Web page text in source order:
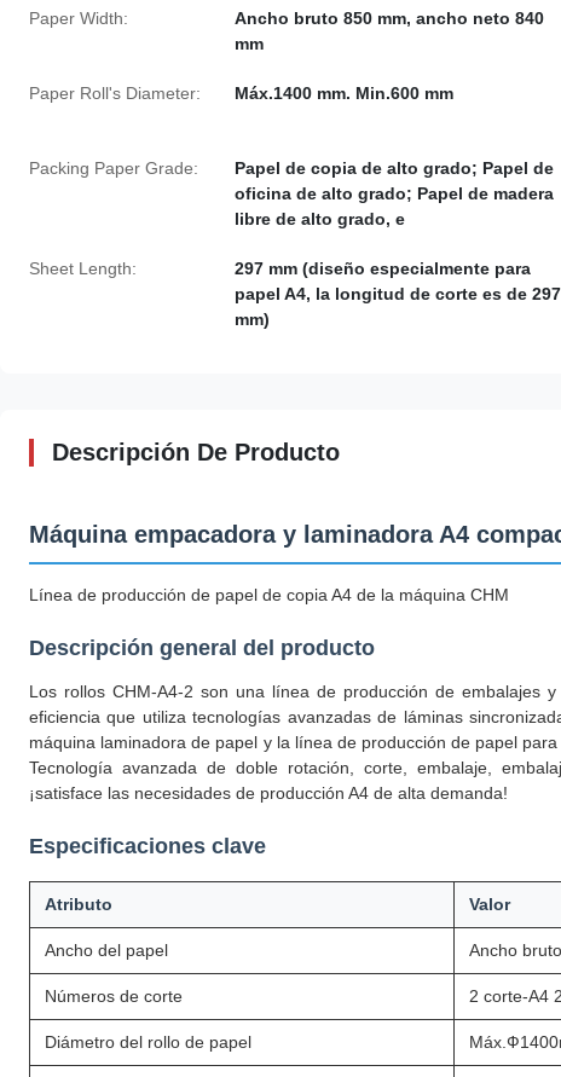
Paper Width:
Ancho bruto 850 mm, ancho neto 840
mm
Paper Roll's Diameter: Máx.1400 mm. Min.600 mm
Packing Paper Grade:
Papel de copia de alto grado; Papel de
oficina de alto grado; Papel de madera
libre de alto grado, e
Sheet Length:
297 mm (diseño especialmente para
papel A4, la longitud de corte es de 297
mm)
Descripción De Producto
Máquina empacadora y laminadora A4
Línea de producción de papel de copia A4 de la máquina CHM
Descripción general del producto
Los rollos CHM-A4-2 son una línea de producción de embalajes
eficiencia que utiliza tecnologías avanzadas de láminas
máquina laminadora de papel y la línea de producción de papel
Tecnología avanzada de doble rotación, corte, embalaje,
¡satisface las necesidades de producción A4 de alta demanda!
Especificaciones clave
Atributo Valor
Ancho del papel Ancho
Números de corte 2 corte-A4
Diámetro del rollo de papel